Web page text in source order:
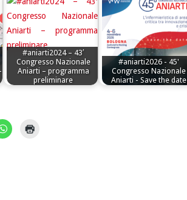
#aniarti2024 – 43′
Congresso Nazionale
Aniarti – programma
preliminare
#aniarti2026 - 45'
Congresso Nazionale
Aniarti - Save the date